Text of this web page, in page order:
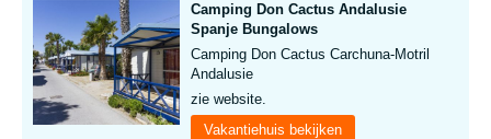
Camping Don Cactus Andalusie
Spanje Bungalows
Camping Don Cactus Carchuna-Motril
Andalusie
zie website.
Vakantiehuis bekijken